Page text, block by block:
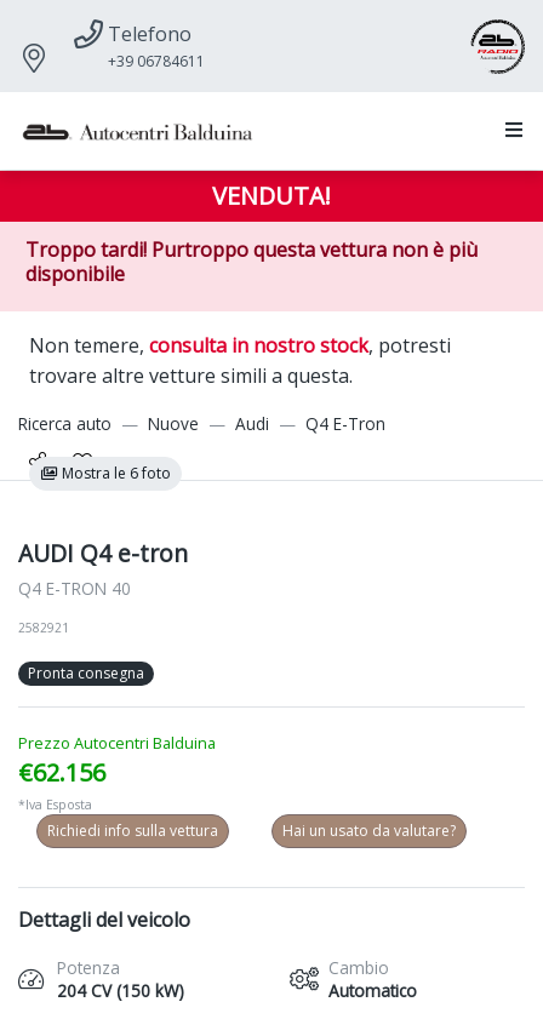
Telefono
+39 06784611
VENDUTA!
Troppo tardi! Purtroppo questa vettura non è più
disponibile
Non temere, consulta in nostro stock, potresti
trovare altre vetture simili a questa.
Ricerca auto Nuove Audi Q4 E-Tron
Mostra le 6 foto
AUDI Q4 e-tron
Q4 E-TRON 40
2582921
Pronta consegna
Prezzo Autocentri Balduina
€62.156
*Iva Esposta
Richiedi info sulla vettura Hai un usato da valutare?
Dettagli del veicolo
Potenza
204 CV (150 kW)
Cambio
Automatico